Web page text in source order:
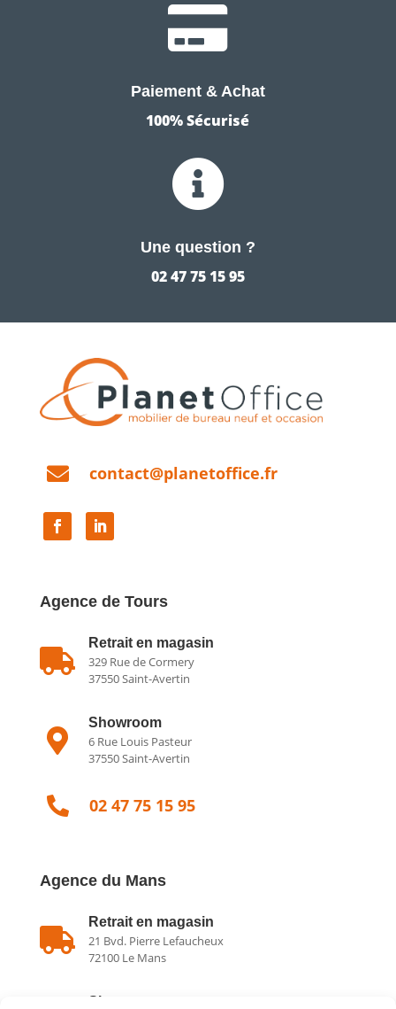

Paiement & Achat
100% Sécurisé

Une question ?
02 47 75 15 95
 contact@planetoffice.fr
Agence de Tours

Retrait en magasin
329 Rue de Cormery
37550 Saint-Avertin

Showroom
6 Rue Louis Pasteur
37550 Saint-Avertin
 02 47 75 15 95
Agence du Mans

Retrait en magasin
21 Bvd. Pierre Lefaucheux
72100 Le Mans
Showroom